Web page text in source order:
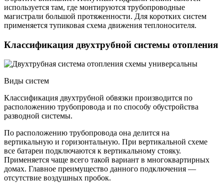
используется там, где монтируются трубопроводные
магистрали большой протяженности. Для коротких систем
применяется тупиковая схема движения теплоносителя.
Классификация двухтрубной системы отопления
Виды систем
Классификация двухтрубной обвязки производится по
расположению трубопровода и по способу обустройства
разводной системы.
По расположению трубопровода она делится на
вертикальную и горизонтальную. При вертикальной схеме
все батареи подключаются к вертикальному стояку.
Применяется чаще всего такой вариант в многоквартирных
домах. Главное преимущество данного подключения —
отсутствие воздушных пробок.